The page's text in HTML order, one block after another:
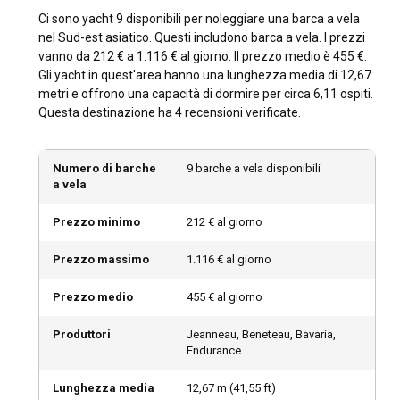
Perché scegliere il Sud-Est Asiatico come
destinazione ideale per il noleggio di una barca a
vela?
Navigare nel Sud-Est Asiatico significa aprire la porta a una
bellezza e a una cultura senza confini. Isole verdeggianti,
deliziose cucine locali rendono il noleggio di una barca a vela
nel Sud-Est Asiatico un'avventura indimenticabile.
Come arrivare nel Sud-Est Asiatico?
raggiungere il Sud-Est Asiatico in aereo è comodo da
soprattutto se sei già in viaggio durante una crociera,
attrezzati.
Quali sono le destinazioni e le rotte popolari per il
Ci sono yacht 9 disponibili per noleggiare una barca a vela
nel Sud-est asiatico. Questi includono barca a vela. I prezzi
vanno da 212 € a 1.116 € al giorno. Il prezzo medio è 455 €.
Gli yacht in quest'area hanno una lunghezza media di 12,67
metri e offrono una capacità di dormire per circa 6,11 ospiti.
Questa destinazione ha 4 recensioni verificate.
Numero di barche
a vela
9 barche a vela disponibili
Prezzo minimo 212 € al giorno
Prezzo massimo 1.116 € al giorno
Prezzo medio 455 € al giorno
Produttori
Jeanneau, Beneteau, Bavaria,
Endurance
Lunghezza media 12,67 m (41,55 ft)